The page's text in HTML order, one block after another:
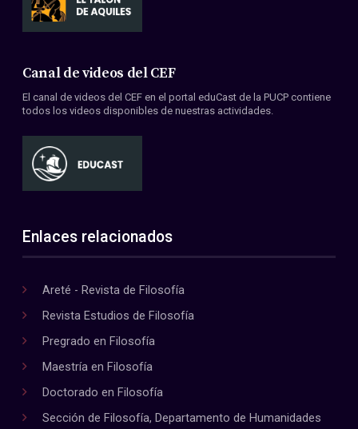
Canal de videos del CEF
El canal de videos del CEF en el portal eduCast de la PUCP contiene
todos los videos disponibles de nuestras actividades.
Enlaces relacionados
Areté - Revista de Filosofía
Revista Estudios de Filosofía
Pregrado en Filosofía
Maestría en Filosofía
Doctorado en Filosofía
Sección de Filosofía, Departamento de Humanidades